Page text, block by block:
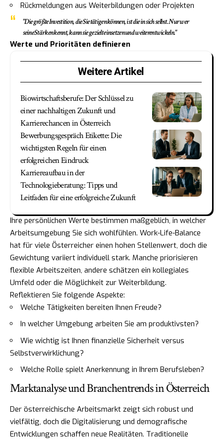
Rückmeldungen aus Weiterbildungen oder Projekten
"Die größte Investition, die Sie tätigen können, ist die in sich selbst. Nur wer
seine Stärken kennt, kann sie gezielt einsetzen und weiterentwickeln."
Werte und Prioritäten definieren
Weitere Artikel
Biowirtschaftsberufe: Der Schlüssel zu
einer nachhaltigen Zukunft und
Karrierechancen in Österreich
Bewerbungsgespräch Etikette: Die
wichtigsten Regeln für einen
erfolgreichen Eindruck
Karriereaufbau in der
Technologieberatung: Tipps und
Leitfaden für eine erfolgreiche Zukunft
Ihre persönlichen Werte bestimmen maßgeblich, in welcher
Arbeitsumgebung Sie sich wohlfühlen. Work-Life-Balance
hat für viele Österreicher einen hohen Stellenwert, doch die
Gewichtung variiert individuell stark. Manche priorisieren
flexible Arbeitszeiten, andere schätzen ein kollegiales
Umfeld oder die Möglichkeit zur Weiterbildung.
Reflektieren Sie folgende Aspekte:
Welche Tätigkeiten bereiten Ihnen Freude?
In welcher Umgebung arbeiten Sie am produktivsten?
Wie wichtig ist Ihnen finanzielle Sicherheit versus
Selbstverwirklichung?
Welche Rolle spielt Anerkennung in Ihrem Berufsleben?
Marktanalyse und Branchentrends in Österreich
Der österreichische Arbeitsmarkt zeigt sich robust und
vielfältig, doch die Digitalisierung und demografische
Entwicklungen schaffen neue Realitäten. Traditionelle